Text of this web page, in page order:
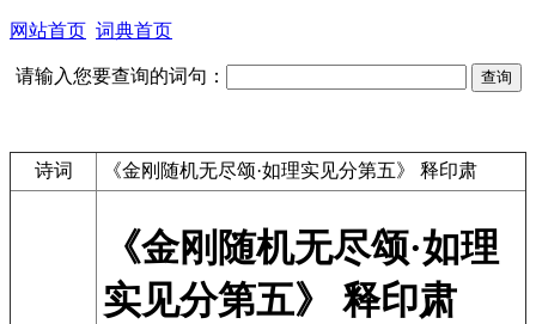
网站首页 词典首页
请输入您要查询的词句：
诗词 《金刚随机无尽颂·如理实见分第五》 释印肃
《金刚随机无尽颂·如理
实见分第五》 释印肃